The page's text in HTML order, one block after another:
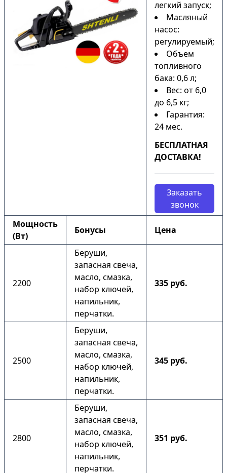
легкий запуск;
Масляный
насос:
регулируемый;
Объем
топливного
бака: 0,6 л;
Вес: от 6,0
до 6,5 кг;
Гарантия:
24 мес.
БЕСПЛАТНАЯ
ДОСТАВКА!
Заказать
звонок
Мощность
(Вт)
Бонусы Цена
2200
Беруши,
запасная свеча,
масло, смазка,
набор ключей,
напильник,
перчатки.
335 руб.
2500
Беруши,
запасная свеча,
масло, смазка,
набор ключей,
напильник,
перчатки.
345 руб.
2800
Беруши,
запасная свеча,
масло, смазка,
набор ключей,
напильник,
перчатки.
351 руб.